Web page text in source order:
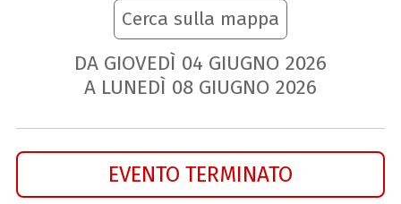
Cerca sulla mappa
DA GIOVEDÌ 04 GIUGNO 2026
A LUNEDÌ 08 GIUGNO 2026
EVENTO TERMINATO